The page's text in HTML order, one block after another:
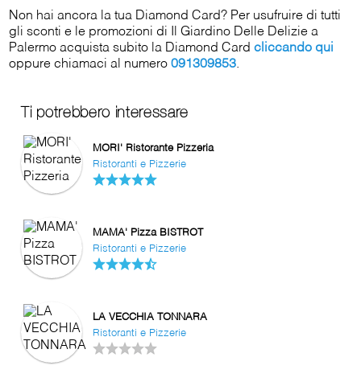
Non hai ancora la tua Diamond Card? Per usufruire di tutti
gli sconti e le promozioni di Il Giardino Delle Delizie a
Palermo acquista subito la Diamond Cardcliccando qui
oppure chiamaci al numero091309853.
Ti potrebbero interessare
MORI' Ristorante Pizzeria
Ristoranti e Pizzerie
MAMA' Pizza BISTROT
Ristoranti e Pizzerie
LA VECCHIA TONNARA
Ristoranti e Pizzerie